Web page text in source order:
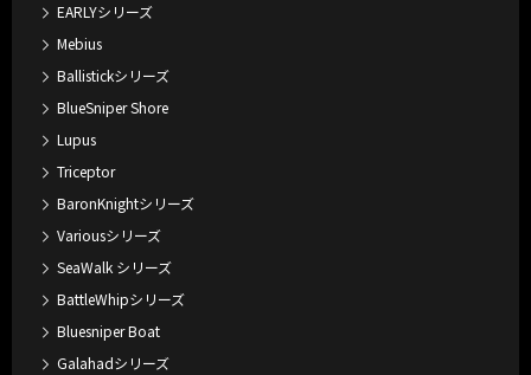
EARLYシリーズ
Mebius
Ballistickシリーズ
BlueSniper Shore
Lupus
Triceptor
BaronKnightシリーズ
Variousシリーズ
SeaWalk シリーズ
BattleWhipシリーズ
Bluesniper Boat
Galahadシリーズ